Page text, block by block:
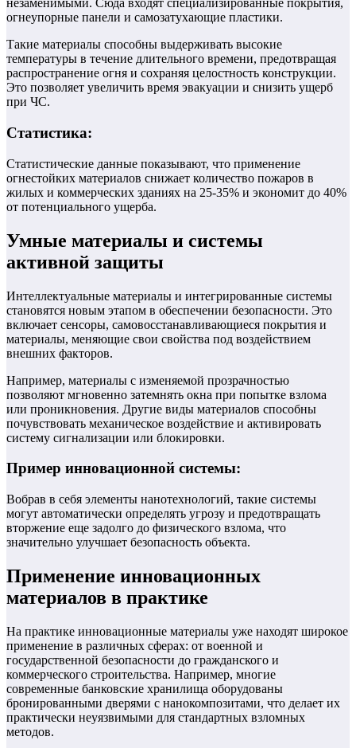
незаменимыми. Сюда входят специализированные покрытия,
огнеупорные панели и самозатухающие пластики.
Такие материалы способны выдерживать высокие
температуры в течение длительного времени, предотвращая
распространение огня и сохраняя целостность конструкции.
Это позволяет увеличить время эвакуации и снизить ущерб
при ЧС.
Статистика:
Статистические данные показывают, что применение
огнестойких материалов снижает количество пожаров в
жилых и коммерческих зданиях на 25-35% и экономит до 40%
от потенциального ущерба.
Умные материалы и системы
активной защиты
Интеллектуальные материалы и интегрированные системы
становятся новым этапом в обеспечении безопасности. Это
включает сенсоры, самовосстанавливающиеся покрытия и
материалы, меняющие свои свойства под воздействием
внешних факторов.
Например, материалы с изменяемой прозрачностью
позволяют мгновенно затемнять окна при попытке взлома
или проникновения. Другие виды материалов способны
почувствовать механическое воздействие и активировать
систему сигнализации или блокировки.
Пример инновационной системы:
Вобрав в себя элементы нанотехнологий, такие системы
могут автоматически определять угрозу и предотвращать
вторжение еще задолго до физического взлома, что
значительно улучшает безопасность объекта.
Применение инновационных
материалов в практике
На практике инновационные материалы уже находят широкое
применение в различных сферах: от военной и
государственной безопасности до гражданского и
коммерческого строительства. Например, многие
современные банковские хранилища оборудованы
бронированными дверями с нанокомпозитами, что делает их
практически неуязвимыми для стандартных взломных
методов.